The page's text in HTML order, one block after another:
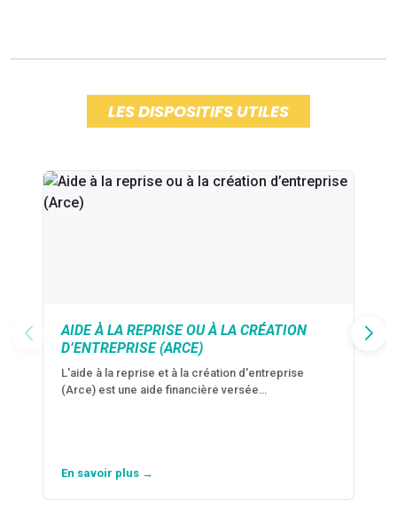
LES DISPOSITIFS UTILES
AIDE À LA REPRISE OU À LA CRÉATION
D’ENTREPRISE (ARCE)
L'aide à la reprise et à la création d'entreprise
(Arce) est une aide financière versée…
En savoir plus →